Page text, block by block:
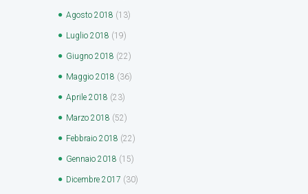
Agosto 2018 (13)
Luglio 2018 (19)
Giugno 2018 (22)
Maggio 2018 (36)
Aprile 2018 (23)
Marzo 2018 (52)
Febbraio 2018 (22)
Gennaio 2018 (15)
Dicembre 2017 (30)